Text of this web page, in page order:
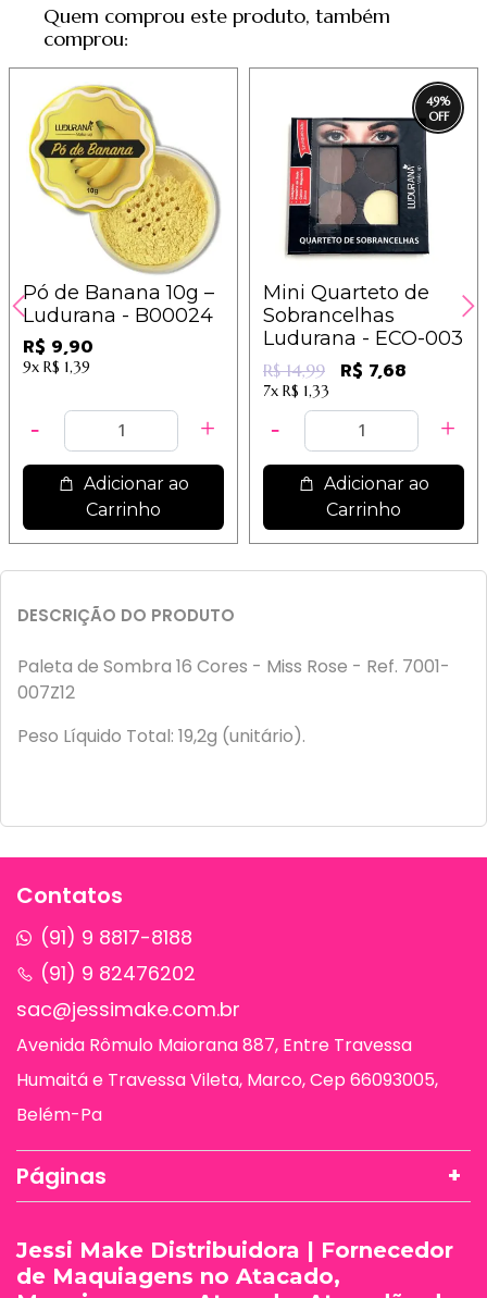
Quem comprou este produto, também
comprou:
Pó de Banana 10g –
Ludurana - B00024
R$ 9,90
9x R$ 1,39
Adicionar ao
Carrinho
49%
Mini Quarteto de
Sobrancelhas
Ludurana - ECO-003
R$ 14,99 R$ 7,68
7x R$ 1,33
Adicionar ao
Carrinho
DESCRIÇÃO DO PRODUTO
Paleta de Sombra 16 Cores - Miss Rose - Ref. 7001-
007Z12
Peso Líquido Total: 19,2g (unitário).
Contatos
(91) 9 8817-8188
(91) 9 82476202
sac@jessimake.com.br
Avenida Rômulo Maiorana 887, Entre Travessa
Humaitá e Travessa Vileta, Marco, Cep 66093005,
Belém-Pa
Páginas
Jessi Make Distribuidora | Fornecedor
de Maquiagens no Atacado,